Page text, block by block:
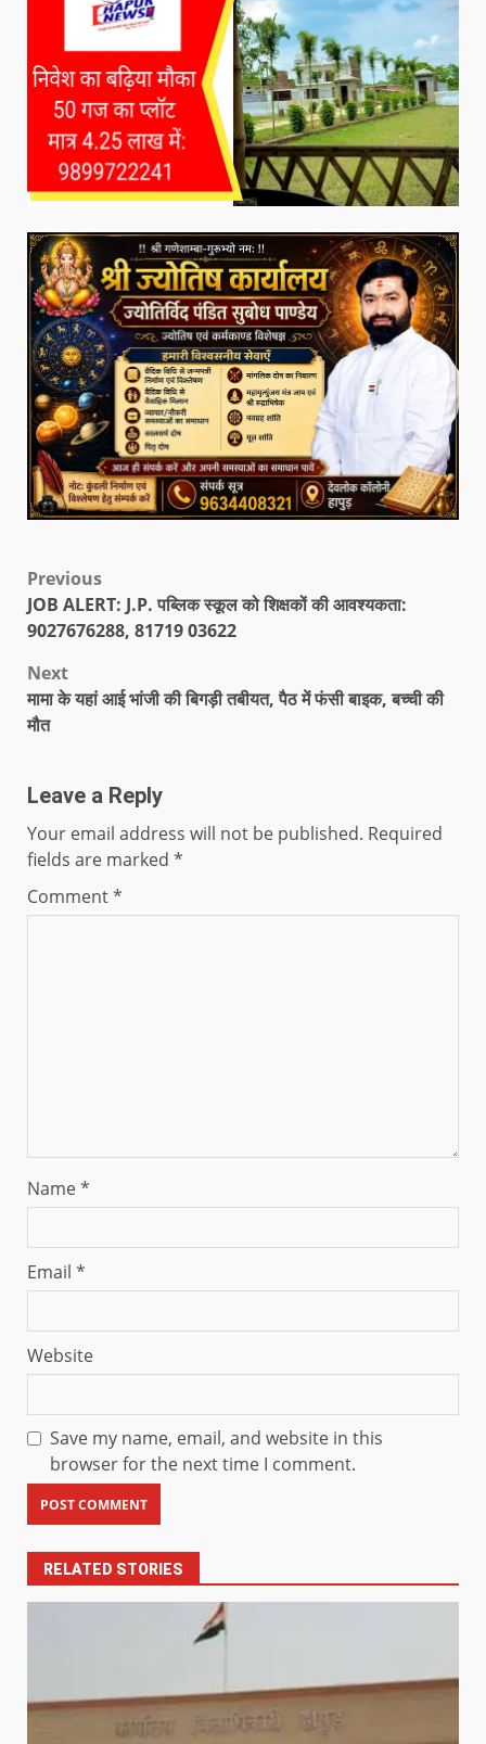
Previous
JOB ALERT: J.P. पब्लिक स्कूल को शिक्षकों की आवश्यकता:
9027676288, 81719 03622
Next
मामा के यहां आई भांजी की बिगड़ी तबीयत, पैठ में फंसी बाइक, बच्ची की
मौत
Leave a Reply
Your email address will not be published. Required
fields are marked *
Comment*
Name*
Email *
Website
Save my name, email, and website in this
browser for the next time I comment.
RELATED STORIES